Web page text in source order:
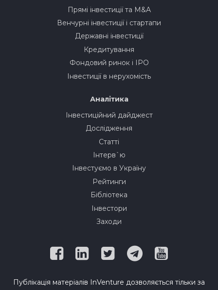
Прямі інвестиції та M&A
Венчурні інвестиції і стартапи
Державні інвестиції
Кредитування
Фондовий ринок і IPO
Інвестиції в нерухомість
Аналітика
Інвестиційний дайджест
Дослідження
Статті
Інтерв`ю
Інвестуємо в Україну
Рейтинги
Бібліотека
Інвестори
Заходи
Публікація матеріалів InVenture дозволяється тільки за